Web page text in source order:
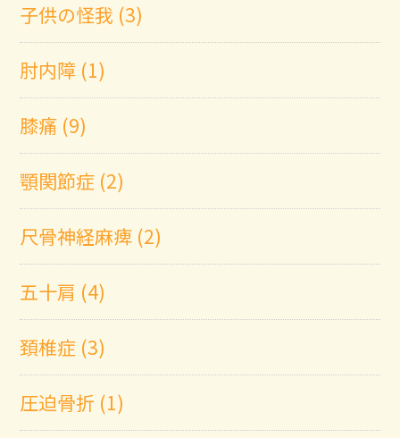
子供の怪我 (3)
肘内障 (1)
膝痛 (9)
顎関節症 (2)
尺骨神経麻痺 (2)
五十肩 (4)
頚椎症 (3)
圧迫骨折 (1)